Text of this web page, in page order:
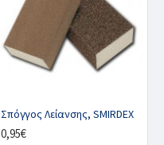
Σπόγγος Λείανσης, SMIRDEX
0,95€